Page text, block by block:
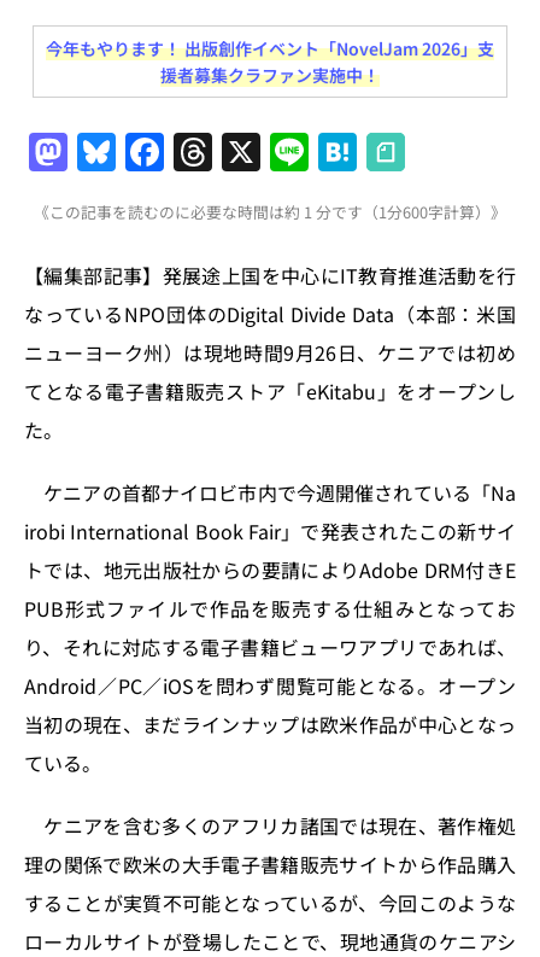
今年もやります！ 出版創作イベント「NovelJam 2026」支
援者募集クラファン実施中！
M
a
st
o
d
o
n
Bl
u
e
s
k
y
F
a
c
e
b
o
o
T
h
re
a
d
s
X Li
n
e
H
at
e
n
a
《この記事を読むのに必要な時間は約 1 分です（1分600字計算）》
【編集部記事】発展途上国を中心にIT教育推進活動を行
なっているNPO団体のDigital Divide Data（本部：米国
ニューヨーク州）は現地時間9月26日、ケニアでは初め
てとなる電子書籍販売ストア「eKitabu」をオープンし
た。
ケニアの首都ナイロビ市内で今週開催されている「Na
irobi International Book Fair」で発表されたこの新サイ
トでは、地元出版社からの要請によりAdobe DRM付きE
PUB形式ファイルで作品を販売する仕組みとなってお
り、それに対応する電子書籍ビューワアプリであれば、
Android／PC／iOSを問わず閲覧可能となる。オープン
当初の現在、まだラインナップは欧米作品が中心となっ
ている。
ケニアを含む多くのアフリカ諸国では現在、著作権処
理の関係で欧米の大手電子書籍販売サイトから作品購入
することが実質不可能となっているが、今回このような
ローカルサイトが登場したことで、現地通貨のケニアシ